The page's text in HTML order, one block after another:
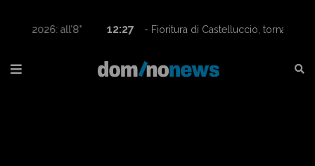
12:27
- Fioritura di Castelluccio, tornano le navette